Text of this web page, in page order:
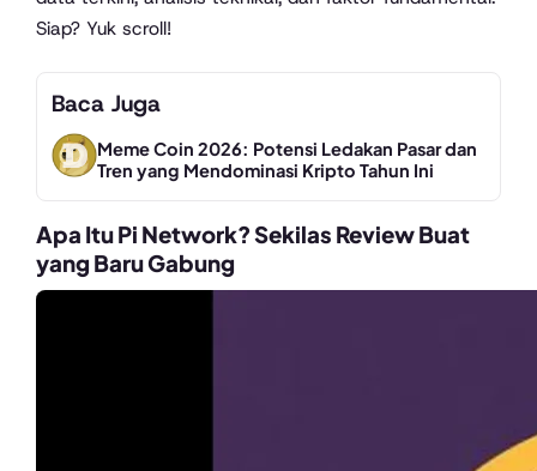
Siap? Yuk scroll!
Baca Juga
Meme Coin 2026: Potensi Ledakan Pasar dan
Tren yang Mendominasi Kripto Tahun Ini
Apa Itu Pi Network? Sekilas Review Buat
yang Baru Gabung